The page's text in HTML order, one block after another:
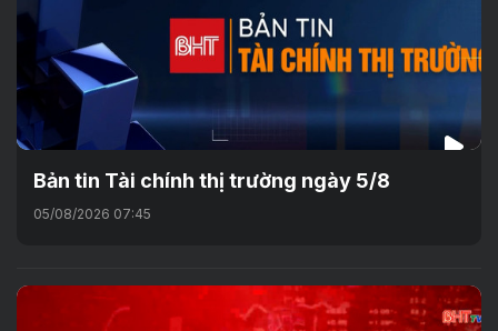
Bản tin Tài chính thị trường ngày 5/8
05/08/2026 07:45